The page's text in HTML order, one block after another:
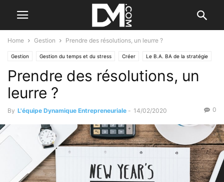
Home Gestion Prendre des résolutions, un leurre ?
Gestion Gestion du temps et du stress Créer Le B.A. BA de la stratégie
Prendre des résolutions, un
leurre ?
By L'équipe Dynamique Entrepreneuriale - 14/02/2020 0